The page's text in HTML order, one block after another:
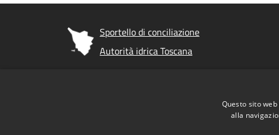
Sportello di conciliazione
Autorità idrica Toscana
Questo sito
alla